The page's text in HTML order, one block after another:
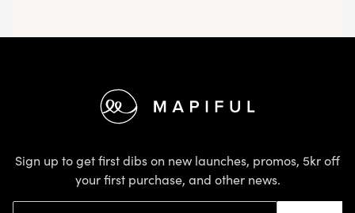
Sign up to get first dibs on new launches, promos, 5kr off
your first purchase, and other news.